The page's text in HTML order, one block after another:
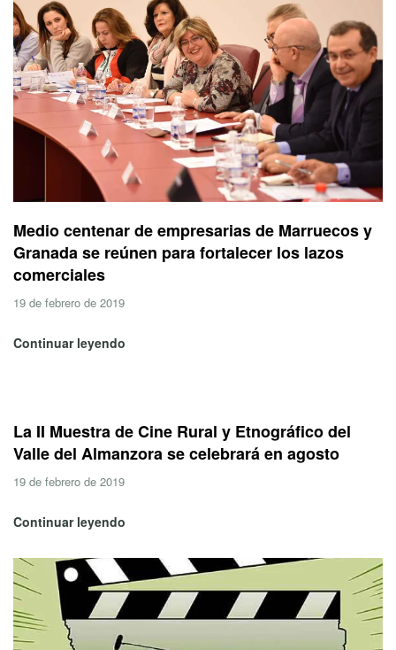
Medio centenar de empresarias de Marruecos y
Granada se reúnen para fortalecer los lazos
comerciales
19 de febrero de 2019
Continuar leyendo
La II Muestra de Cine Rural y Etnográfico del
Valle del Almanzora se celebrará en agosto
19 de febrero de 2019
Continuar leyendo